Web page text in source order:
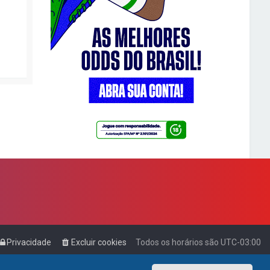
Todos os horários são UTC-03:00
Excluir cookies
Privacidade